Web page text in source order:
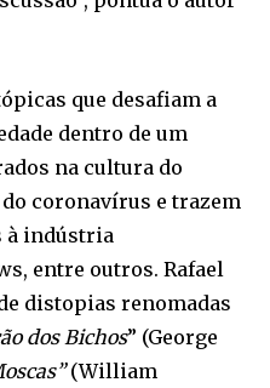
que desafiam a
dentro de um
na cultura do
coronavírus e trazem
à indústria
entre outros. Rafael
distopias renomadas
dos Bichos” (George
(William